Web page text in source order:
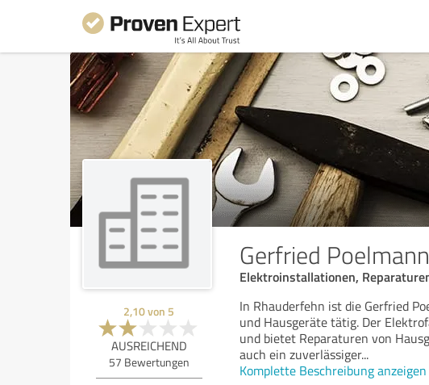
Gerfried
Elektroinstallationen,
2,10von 5
AUSREICHEND
57 Bewertungen
In Rhauderfehn ist die Gerfried
und Hausgeräte tätig. Der
und bietet Reparaturen von
auch ein zuverlässiger...
Komplette Beschreibung anzeigen